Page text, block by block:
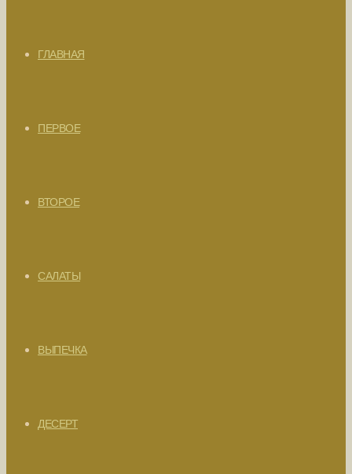
ГЛАВНАЯ
ПЕРВОЕ
ВТОРОЕ
САЛАТЫ
ВЫПЕЧКА
ДЕСЕРТ